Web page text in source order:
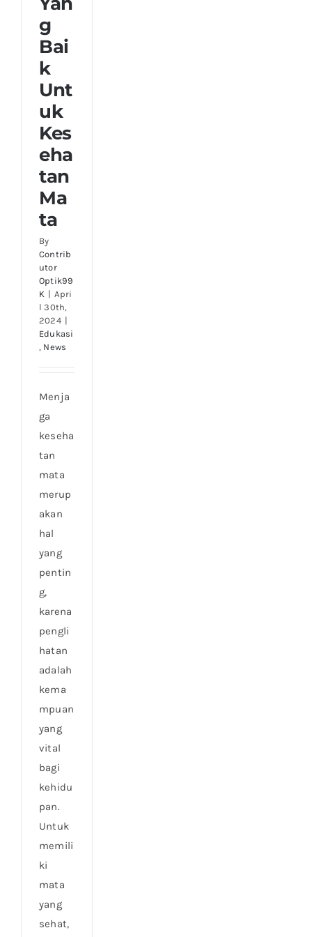
g
Bai
k
Unt
uk
Kes
eha
tan
Ma
ta
By
Contrib
utor
Optik99
K | Apri
l 30th,
2024 |
Edukasi
, News
Menja
ga
keseha
tan
mata
merup
akan
hal
yang
pentin
g,
karena
pengli
hatan
adalah
kema
mpuan
yang
vital
bagi
kehidu
pan.
Untuk
memili
ki
mata
yang
sehat,